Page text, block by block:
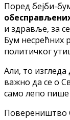
Поред бејби-
и здравље, за
Бум несрећних
политичког
Али, то изгледа
важно да се о
само лепо пише
Повереништво